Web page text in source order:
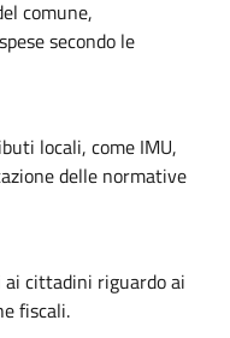
comune,
secondo le
locali, come IMU,
delle normative
ai cittadini riguardo ai
fiscali.